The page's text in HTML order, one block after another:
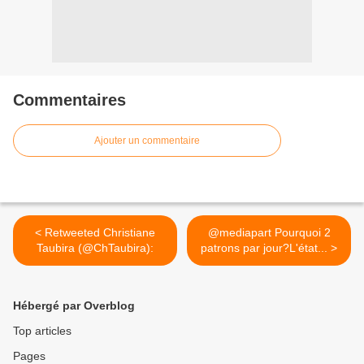
Commentaires
Ajouter un commentaire
< Retweeted Christiane
Taubira (@ChTaubira):
@mediapart Pourquoi 2
patrons par jour?L'état... >
Hébergé par Overblog
Top articles
Pages